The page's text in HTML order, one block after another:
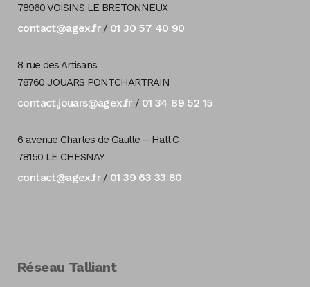
78960 VOISINS LE BRETONNEUX
contact@agex.fr/ 01 30 57 40 90
8 rue des Artisans
78760 JOUARS PONTCHARTRAIN
contact.jouars@agex.fr/ 01 34 89 52 15
6 avenue Charles de Gaulle – Hall C
78150 LE CHESNAY
contact@agex.fr/ 01 39 63 33 80
Réseau Talliant